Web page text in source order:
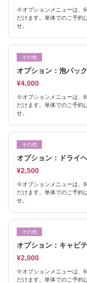
※オプションメニューは、
だけます。単体でのご予約
せ。
その他
オプション：泡パッ
¥4,000
※オプションメニューは、
だけます。単体でのご予約
せ。
その他
オプション：ドライ
¥2,500
※オプションメニューは、
だけます。単体でのご予約
せ。
その他
オプション：キャビ
¥2,000
※オプションメニューは、
だけます。単体でのご予約